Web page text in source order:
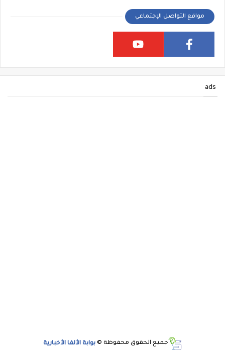
مواقع التواصل الإجتماعي
ads
جميع الحقوق محفوظة © بوابة الألفا الأخبارية